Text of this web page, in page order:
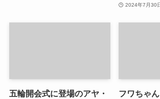
2024年7月30
五輪開会式に登場のアヤ・
フワちゃ